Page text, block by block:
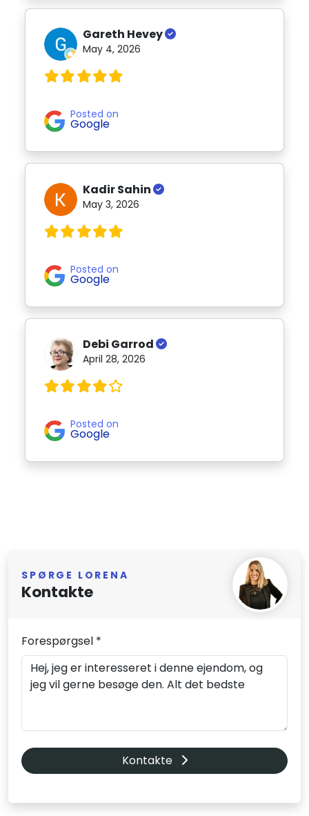
Gareth Hevey
May 4, 2026
Posted on
Google
Kadir Sahin
May 3, 2026
Posted on
Google
Debi Garrod
April 28, 2026
Posted on
Google
SPØRGE LORENA
Kontakte
Forespørgsel *
Kontakte